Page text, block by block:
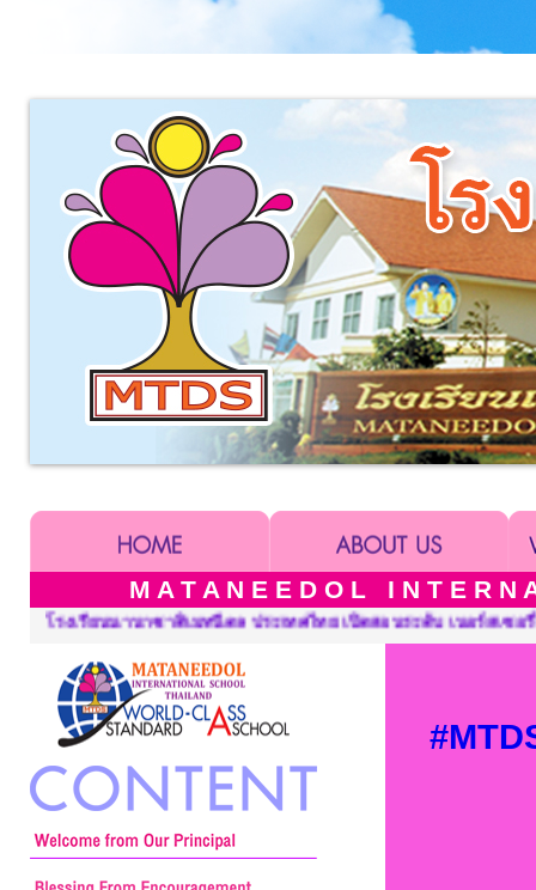
M A T A N E E D O L I N T E R
ดสอนระดับ เนอร์สเซอรี่ อนุบาล ประถมศึกษาและมัธยมศึกษา :::